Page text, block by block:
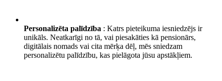
Personalizēta palīdzība : Katrs pieteikuma iesniedzējs ir
unikāls. Neatkarīgi no tā, vai piesakāties kā pensionārs,
digitālais nomads vai cita mērķa dēļ, mēs sniedzam
personalizētu palīdzību, kas pielāgota jūsu apstākļiem.